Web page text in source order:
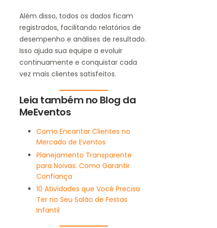
Além disso, todos os dados ficam
registrados, facilitando relatórios de
desempenho e análises de resultado.
Isso ajuda sua equipe a evoluir
continuamente e conquistar cada
vez mais clientes satisfeitos.
Leia também no Blog da
MeEventos
Como Encantar Clientes no
Mercado de Eventos
Planejamento Transparente
para Noivas: Como Garantir
Confiança
10 Atividades que Você Precisa
Ter no Seu Salão de Festas
Infantil